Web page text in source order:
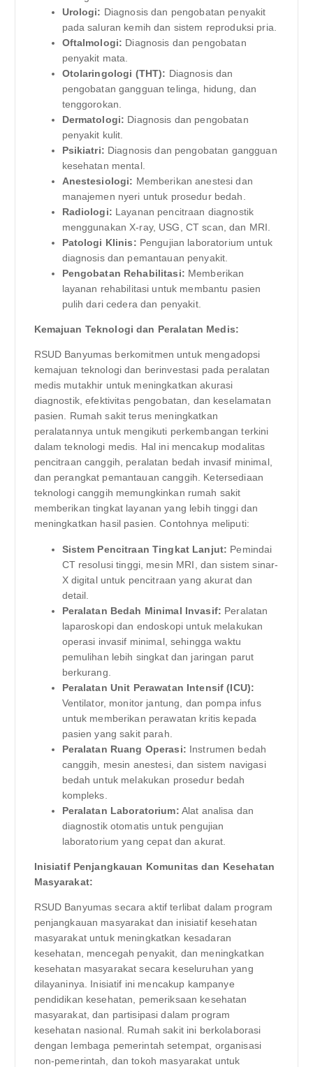
Urologi: Diagnosis dan pengobatan penyakit
pada saluran kemih dan sistem reproduksi pria.
Oftalmologi: Diagnosis dan pengobatan
penyakit mata.
Otolaringologi (THT): Diagnosis dan
pengobatan gangguan telinga, hidung, dan
tenggorokan.
Dermatologi: Diagnosis dan pengobatan
penyakit kulit.
Psikiatri: Diagnosis dan pengobatan gangguan
kesehatan mental.
Anestesiologi: Memberikan anestesi dan
manajemen nyeri untuk prosedur bedah.
Radiologi: Layanan pencitraan diagnostik
menggunakan X-ray, USG, CT scan, dan MRI.
Patologi Klinis: Pengujian laboratorium untuk
diagnosis dan pemantauan penyakit.
Pengobatan Rehabilitasi: Memberikan
layanan rehabilitasi untuk membantu pasien
pulih dari cedera dan penyakit.
Kemajuan Teknologi dan Peralatan Medis:
RSUD Banyumas berkomitmen untuk mengadopsi
kemajuan teknologi dan berinvestasi pada peralatan
medis mutakhir untuk meningkatkan akurasi
diagnostik, efektivitas pengobatan, dan keselamatan
pasien. Rumah sakit terus meningkatkan
peralatannya untuk mengikuti perkembangan terkini
dalam teknologi medis. Hal ini mencakup modalitas
pencitraan canggih, peralatan bedah invasif minimal,
dan perangkat pemantauan canggih. Ketersediaan
teknologi canggih memungkinkan rumah sakit
memberikan tingkat layanan yang lebih tinggi dan
meningkatkan hasil pasien. Contohnya meliputi:
Sistem Pencitraan Tingkat Lanjut: Pemindai
CT resolusi tinggi, mesin MRI, dan sistem sinar-
X digital untuk pencitraan yang akurat dan
detail.
Peralatan Bedah Minimal Invasif: Peralatan
laparoskopi dan endoskopi untuk melakukan
operasi invasif minimal, sehingga waktu
pemulihan lebih singkat dan jaringan parut
berkurang.
Peralatan Unit Perawatan Intensif (ICU):
Ventilator, monitor jantung, dan pompa infus
untuk memberikan perawatan kritis kepada
pasien yang sakit parah.
Peralatan Ruang Operasi: Instrumen bedah
canggih, mesin anestesi, dan sistem navigasi
bedah untuk melakukan prosedur bedah
kompleks.
Peralatan Laboratorium: Alat analisa dan
diagnostik otomatis untuk pengujian
laboratorium yang cepat dan akurat.
Inisiatif Penjangkauan Komunitas dan Kesehatan
Masyarakat:
RSUD Banyumas secara aktif terlibat dalam program
penjangkauan masyarakat dan inisiatif kesehatan
masyarakat untuk meningkatkan kesadaran
kesehatan, mencegah penyakit, dan meningkatkan
kesehatan masyarakat secara keseluruhan yang
dilayaninya. Inisiatif ini mencakup kampanye
pendidikan kesehatan, pemeriksaan kesehatan
masyarakat, dan partisipasi dalam program
kesehatan nasional. Rumah sakit ini berkolaborasi
dengan lembaga pemerintah setempat, organisasi
non-pemerintah, dan tokoh masyarakat untuk